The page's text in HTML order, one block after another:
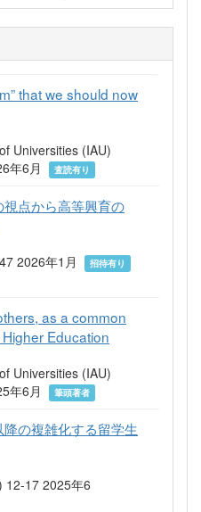
that we should now
Universities (IAU)
年6月
査読有り
点から高等興育の
2026年1月
招待有り
as a common
Education
Universities (IAU)
年6月
筆頭著者
の複雑化する留学生
12-17 2025年6